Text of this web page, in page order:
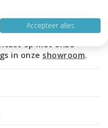
of wil je advies
op met onze
in onze showroom.
Accepteer alles